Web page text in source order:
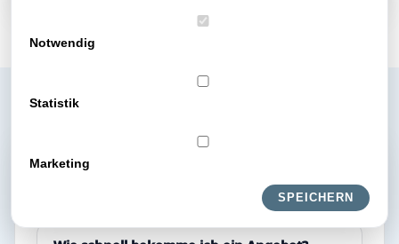
FAQ zum
Notwendig
Statistik
Marketing
SPEICHERN